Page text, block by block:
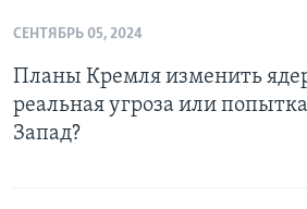
СЕНТЯБРЬ 05, 2024
Планы Кремля изменить
реальная угроза или
Запад?